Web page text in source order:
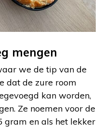
mengen
we de tip van de
dat de zure room
kan worden,
Ze noemen voor de
gram en als het lekker